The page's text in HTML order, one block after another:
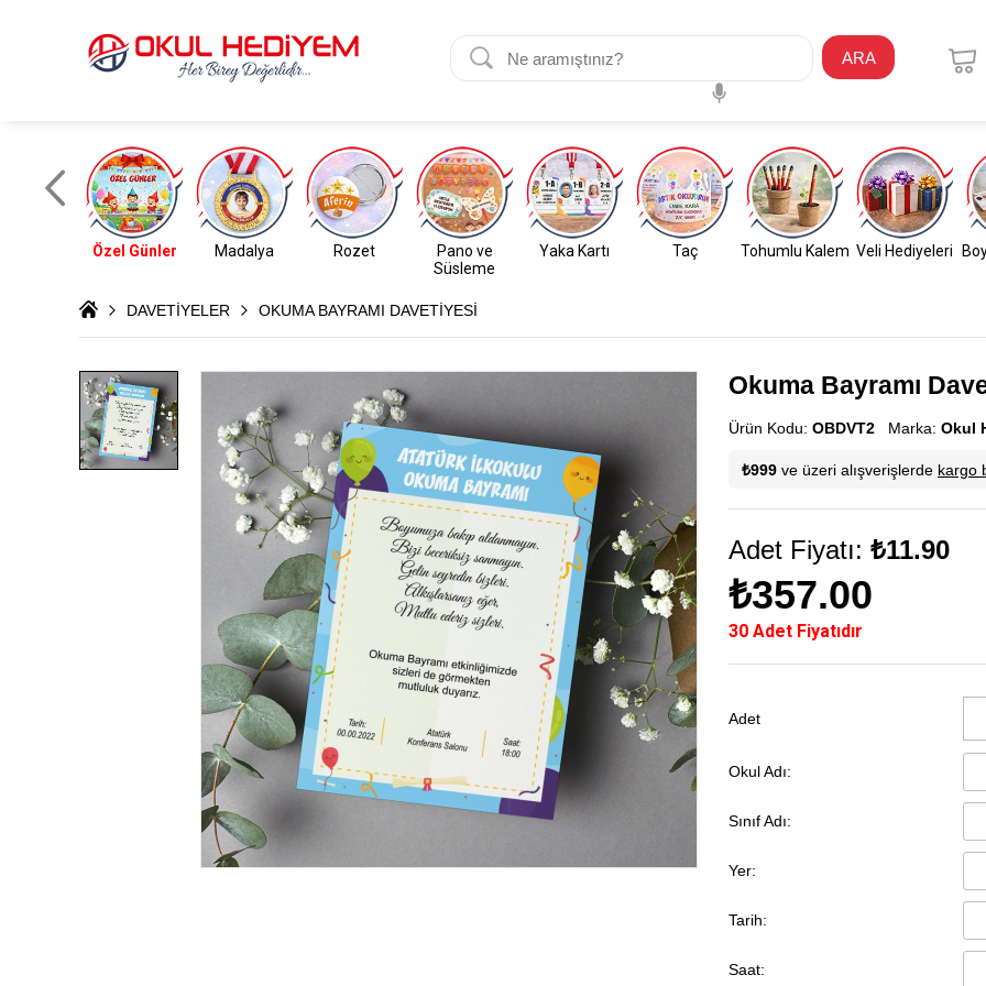
ARA
Özel Günler Madalya Rozet
Pano ve
Süsleme
Yaka Kartı Taç Tohumlu Kalem Veli Hediyeleri
DAVETİYELER OKUMA BAYRAMI DAVETİYESİ
Okuma Bayramı
Ürün Kodu: OBDVT2 Marka: Okul
₺999 ve üzeri alışverişlerde kargo
Adet Fiyatı: ₺11.90
₺357.00
30 Adet Fiyatıdır
Adet
Okul Adı:
Sınıf Adı:
Yer:
Tarih:
Saat: